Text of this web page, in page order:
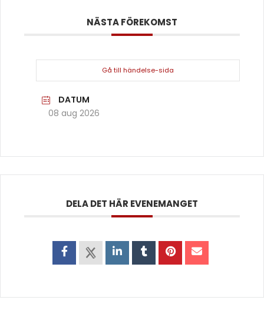
NÄSTA FÖREKOMST
Gå till händelse-sida
DATUM
08 aug 2026
DELA DET HÄR EVENEMANGET